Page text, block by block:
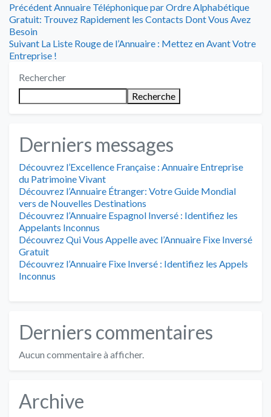
Navigation
de
l’article
Précédent Article
précédent
Annuaire Téléphonique par Ordre Alphabétique
Gratuit: Trouvez Rapidement les Contacts Dont Vous Avez
Besoin
Suivant Article
suivant
La Liste Rouge de l’Annuaire : Mettez en Avant Votre
Entreprise !
Rechercher
Recherche
Derniers messages
Découvrez l’Excellence Française : Annuaire Entreprise
du Patrimoine Vivant
Découvrez l’Annuaire Étranger: Votre Guide Mondial
vers de Nouvelles Destinations
Découvrez l’Annuaire Espagnol Inversé : Identifiez les
Appelants Inconnus
Découvrez Qui Vous Appelle avec l’Annuaire Fixe Inversé
Gratuit
Découvrez l’Annuaire Fixe Inversé : Identifiez les Appels
Inconnus
Derniers commentaires
Aucun commentaire à afficher.
Archive